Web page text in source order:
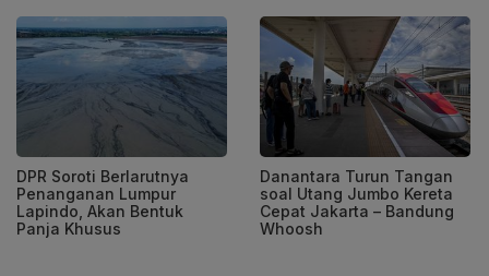
DPR Soroti Berlarutnya
Penanganan Lumpur
Lapindo, Akan Bentuk
Panja Khusus
Danantara Turun Tangan
soal Utang Jumbo Kereta
Cepat Jakarta – Bandung
Whoosh